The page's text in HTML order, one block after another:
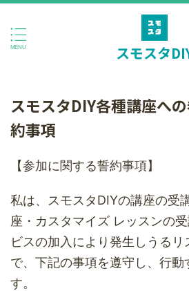
スモスタ
スモスタDIY各種講座へ
約事項
【参加に関する誓約事項】
私は、スモスタDIYの講座の受
座・カスタマイズ レッスンの
ビスの加入により発生しうるリ
で、下記の事項を遵守し、行動
す。